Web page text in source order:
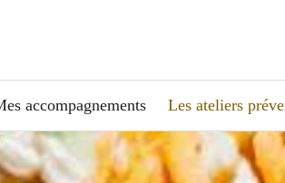
accompagnements Les ateliers